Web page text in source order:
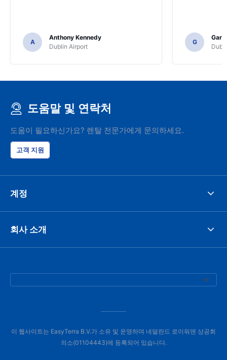
A
Anthony Kennedy
Dublin Airport
G
Gary
도움말 및 연락처
도움이 필요하신가요? 렌탈 전문가에게 문의하세요.
고객 지원
계정
회사 소개
이 웹사이트는 EasyTerra B.V.가 소유 및 운영하며 네덜란드 로이워덴 상공회
의소(01104443)에 등록되어 있습니다.